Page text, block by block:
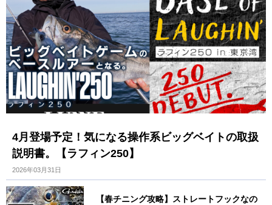
4月登場予定！気になる操作系ビッグベイトの取扱
説明書。【ラフィン250】
2026年03月31日
【春チニング攻略】ストレートフックなの